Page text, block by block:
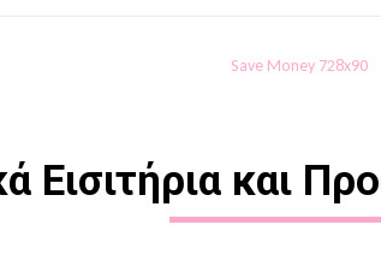
Εισιτήρια και